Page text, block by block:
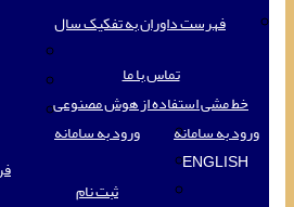
فهرست داوران به تفکیک سال
تماس با ما
خط مشی استفاده از هوش مصنوعی
ورود به سامانه
ورود به سامانه
ثبت نام
ENGLISH